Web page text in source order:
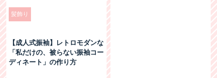
髪飾り
【成人式振袖】レトロモダンな
「私だけの、被らない振袖コー
ディネート」の作り方